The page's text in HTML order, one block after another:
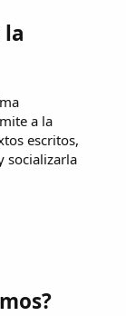
la
a la
escritos,
socializarla